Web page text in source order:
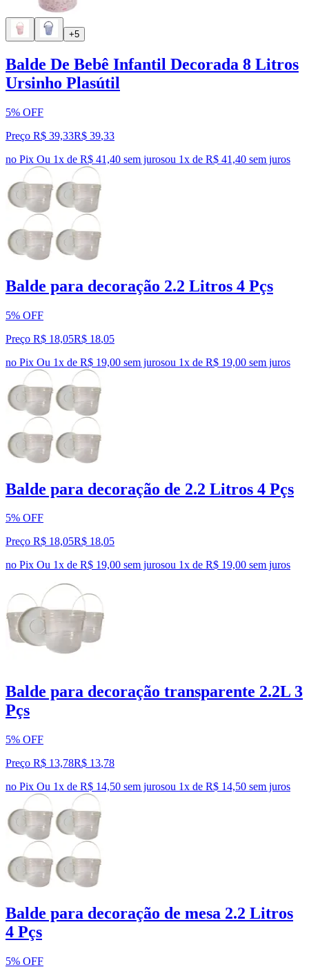
+5
Balde De Bebê Infantil Decorada 8 Litros
Ursinho Plasútil
5% OFF
Preço R$ 39,33R$ 39,33
no Pix Ou 1x de R$ 41,40 sem jurosou 1x de R$ 41,40 sem juros
Balde para decoração 2.2 Litros 4 Pçs
5% OFF
Preço R$ 18,05R$ 18,05
no Pix Ou 1x de R$ 19,00 sem jurosou 1x de R$ 19,00 sem juros
Balde para decoração de 2.2 Litros 4 Pçs
5% OFF
Preço R$ 18,05R$ 18,05
no Pix Ou 1x de R$ 19,00 sem jurosou 1x de R$ 19,00 sem juros
Balde para decoração transparente 2.2L 3
Pçs
5% OFF
Preço R$ 13,78R$ 13,78
no Pix Ou 1x de R$ 14,50 sem jurosou 1x de R$ 14,50 sem juros
Balde para decoração de mesa 2.2 Litros
4 Pçs
5% OFF